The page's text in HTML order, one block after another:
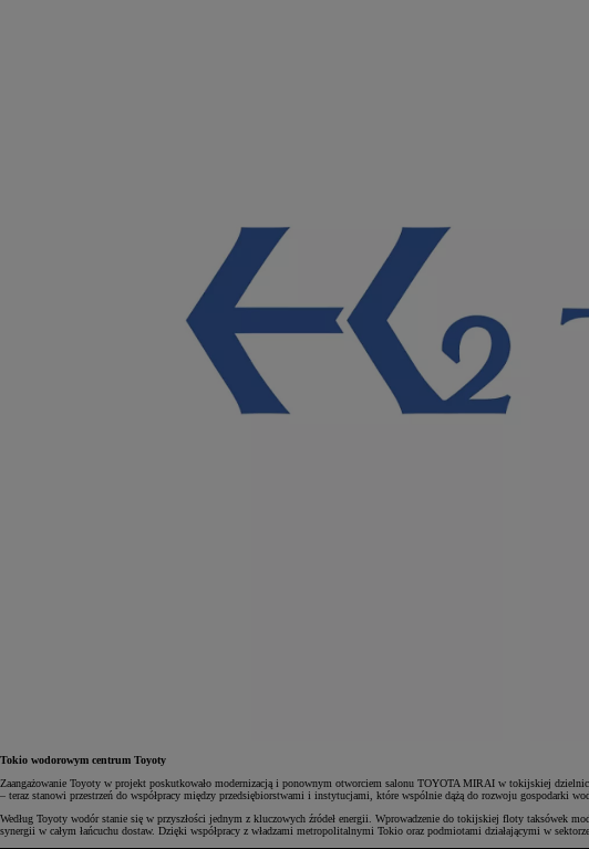
Tokio wodorowym centrum Toyoty
Zaangażowanie Toyoty w projekt poskutkowało modernizacją i ponownym otworciem salonu TOYOTA MIRAI w tokijskiej
– teraz stanowi przestrzeń do współpracy między przedsiębiorstwami i instytucjami, które wspólnie dążą do rozwoju gospodarki
Według Toyoty wodór stanie się w przyszłości jednym z kluczowych źródeł energii. Wprowadzenie do tokijskiej floty taksówek
synergii w całym łańcuchu dostaw. Dzięki współpracy z władzami metropolitalnymi Tokio oraz podmiotami działającymi w